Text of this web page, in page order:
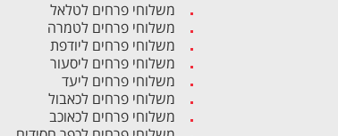
משלוחי פרחים לטלאל
משלוחי פרחים לטמרה
משלוחי פרחים ליודפת
משלוחי פרחים ליסעור
משלוחי פרחים ליעד
משלוחי פרחים לכאבול
משלוחי פרחים לכאוכב